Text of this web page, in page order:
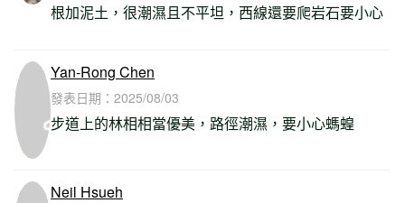
根加泥土，很潮濕且不平坦，西線還要爬岩石要小心
Yan-Rong Chen
發表日期： 2025/08/03
步道上的林相相當優美，路徑潮濕，要小心螞蝗
Neil Hsueh